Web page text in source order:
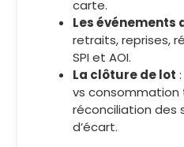
carte.
Les événements
retraits, reprises,
SPI et AOI.
La clôture de lot
vs consommation
réconciliation des
d’écart.